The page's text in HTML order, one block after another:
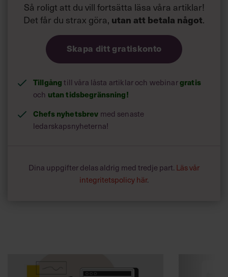
Så roligt att du vill fortsätta läsa våra artiklar!
Det får du strax göra, utan att betala något.
Skapa ditt gratiskonto
Tillgångtill våra låsta artiklar och webinargratis
och utan tidsbegränsning!
Chefs nyhetsbrev med senaste
ledarskapsnyheterna!
Dina uppgifter delas aldrig med tredje part. Läs vår
integritetspolicy här.